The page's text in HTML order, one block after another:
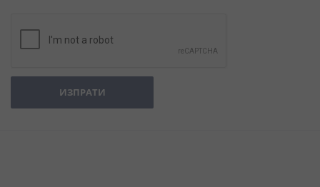
ИЗПРАТИ